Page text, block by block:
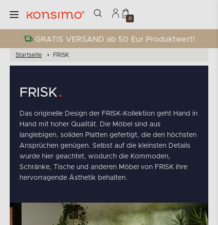
0
GRATIS VERSAND ab 50 Eur Produktwert!
Startseite FRISK
FRISK
Das originelle Design der FRISK-Kollektion geht Hand in
Hand mit hoher Qualität. Die Möbel sind aus
langlebigen, soliden Platten gefertigt, die den höchsten
Ansprüchen genügen. Selbst auf die kleinsten Details
wurde hier geachtet, wodurch die Kommoden,
Schränke, Tische und anderen Möbel von FRISK ihre
hervorragende Ästhetik behalten.